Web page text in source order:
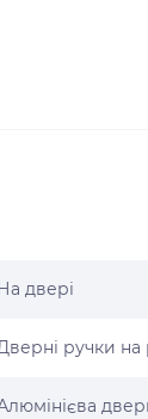
двері
ручки на